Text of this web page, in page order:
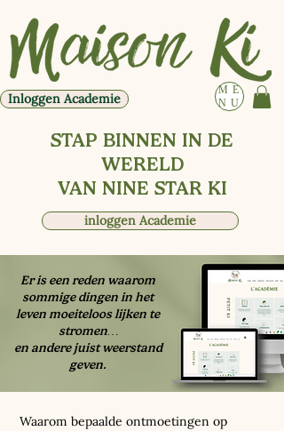
ME
NU
Inloggen Academie
STAP BINNEN IN DE
WERELD
VAN NINE STAR KI
inloggen Academie
​​Er is een reden waarom
sommige dingen in het
leven moeiteloos lijken te
stromen…
en andere juist weerstand
geven.
Waarom bepaalde ontmoetingen op